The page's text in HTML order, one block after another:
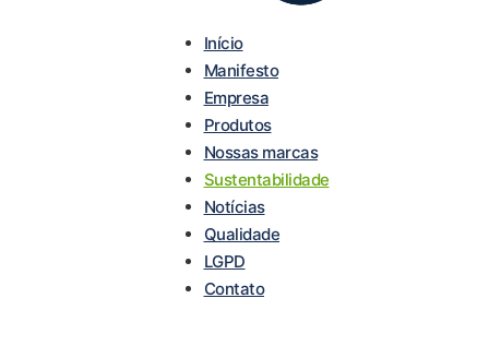
Início
Manifesto
Empresa
Produtos
Nossas marcas
Sustentabilidade
Notícias
Qualidade
LGPD
Contato